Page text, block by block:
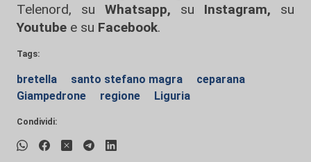
Telenord, su
Whatsapp, su Instagram, su
Youtube e su Facebook.
Tags:
bretella santo stefano magra
ceparana
Giampedrone
regione Liguria
Condividi: